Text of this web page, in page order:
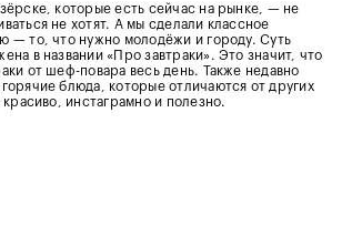
которые есть сейчас на рынке, — не
не хотят. А мы сделали классное
— то, что нужно молодёжи и городу. Суть
в названии «Про завтраки». Это значит, что
от шеф-повара весь день. Также недавно
блюда, которые отличаются от других
инстаграмно и полезно.